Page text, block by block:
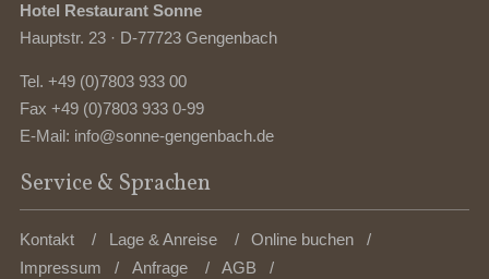
Hotel Restaurant Sonne
Hauptstr. 23 · D-77723 Gengenbach
Tel.+49 (0)7803 933 00
Fax +49 (0)7803 933 0-99
E-Mail: info@sonne-gengenbach.de
Service & Sprachen
Kontakt Lage & Anreise
Online buchen
Impressum
Anfrage
AGB